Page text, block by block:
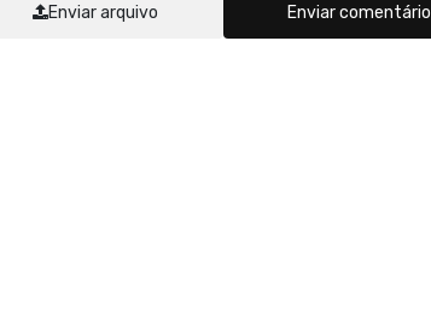
Enviar arquivo Enviar comentário